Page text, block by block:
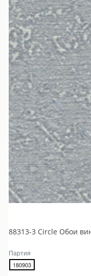
Партия
180903